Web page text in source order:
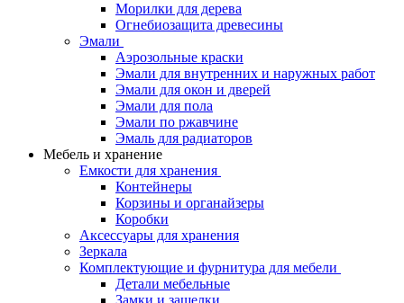
Морилки для дерева
Огнебиозащита древесины
Эмали
Аэрозольные краски
Эмали для внутренних и наружных работ
Эмали для окон и дверей
Эмали для пола
Эмали по ржавчине
Эмаль для радиаторов
Мебель и хранение
Емкости для хранения
Контейнеры
Корзины и органайзеры
Коробки
Аксессуары для хранения
Зеркала
Комплектующие и фурнитура для мебели
Детали мебельные
Замки и защелки